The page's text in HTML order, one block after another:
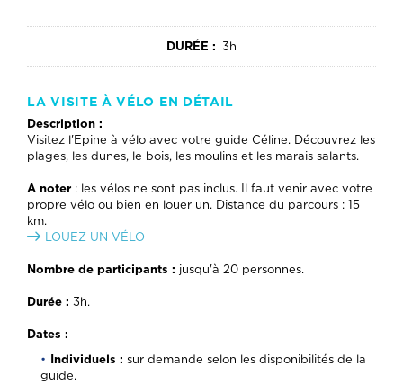
DURÉE : 3h
LA VISITE À VÉLO EN DÉTAIL
Description :
Visitez l'Epine à vélo avec votre guide Céline. Découvrez les
plages, les dunes, le bois, les moulins et les marais salants.
A noter : les vélos ne sont pas inclus. Il faut venir avec votre
propre vélo ou bien en louer un. Distance du parcours : 15
km.
LOUEZ UN VÉLO
Nombre de participants : jusqu'à 20 personnes.
Durée : 3h.
Dates :
Individuels : sur demande selon les disponibilités de la
guide.